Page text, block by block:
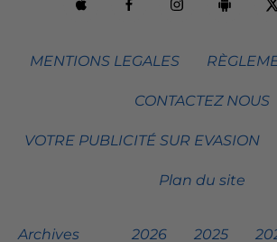
MENTIONS LEGALES
CONTACTEZ NOUS
VOTRE PUBLICITÉ SUR EVASION
Plan du site
Archives 2026 2025